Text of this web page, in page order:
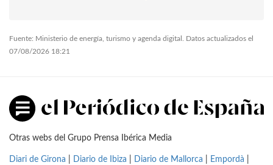
Fuente: Ministerio de energía, turismo y agenda digital. Datos actualizados el
07/08/2026 18:21
Otras webs del Grupo Prensa Ibérica Media
Diari de Girona Diario de Ibiza Diario de Mallorca Empordà